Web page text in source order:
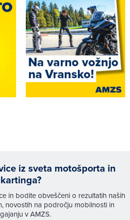
iz sveta motošporta in
kartinga?
in bodite obveščeni o rezultatih naših
novostih na področju mobilnosti in
v AMZS.